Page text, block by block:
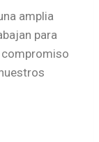
amplia
para